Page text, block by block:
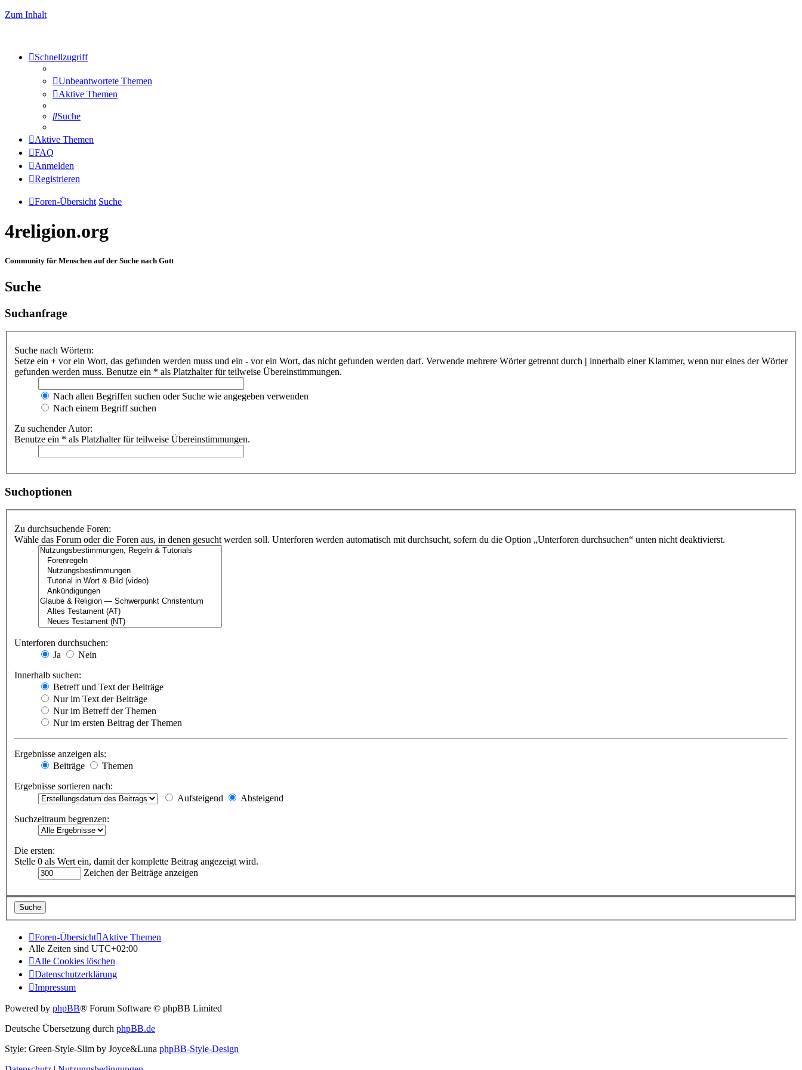
Zum Inhalt
Schnellzugriff
Unbeantwortete Themen
Aktive Themen
Suche
Aktive Themen
FAQ
Anmelden
Registrieren
Foren-Übersicht Suche
4religion.org
Community für Menschen auf der Suche nach Gott
Suche
Suchanfrage
Suche nach Wörtern:
Setze ein + vor ein Wort, das gefunden werden muss und ein - vor ein Wort, das nicht gefunden werden darf. Verwende mehrere Wörter getrennt durch | innerhalb einer Klammer, wenn nur eines der Wörter
gefunden werden muss. Benutze ein * als Platzhalter für teilweise Übereinstimmungen.
Nach allen Begriffen suchen oder Suche wie angegeben verwenden
Nach einem Begriff suchen
Zu suchender Autor:
Benutze ein * als Platzhalter für teilweise Übereinstimmungen.
Suchoptionen
Zu durchsuchende Foren:
Wähle das Forum oder die Foren aus, in denen gesucht werden soll. Unterforen werden automatisch mit durchsucht, sofern du die Option „Unterforen durchsuchen“ unten nicht deaktivierst.
Unterforen durchsuchen:
Ja
Nein
Innerhalb suchen:
Betreff und Text der Beiträge
Nur im Text der Beiträge
Nur im Betreff der Themen
Nur im ersten Beitrag der Themen
Ergebnisse anzeigen als:
Beiträge
Themen
Ergebnisse sortieren nach:
Aufsteigend
Absteigend
Suchzeitraum begrenzen:
Die ersten:
Stelle 0 als Wert ein, damit der komplette Beitrag angezeigt wird.
Zeichen der Beiträge anzeigen
Foren-Übersicht
Aktive Themen
Alle Zeiten sind UTC+02:00
Alle Cookies löschen
Datenschutzerklärung
Impressum
Powered by phpBB® Forum Software © phpBB Limited
Deutsche Übersetzung durch phpBB.de
Style: Green-Style-Slim by Joyce&Luna phpBB-Style-Design